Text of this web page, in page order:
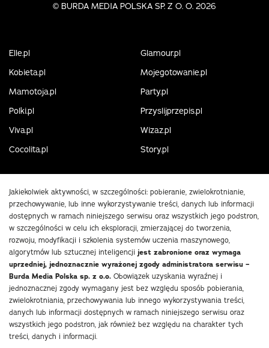
© BURDA MEDIA POLSKA SP. Z O. O. 2026
Elle.pl
Glamour.pl
Kobieta.pl
Mojegotowanie.pl
Mamotoja.pl
Party.pl
Polki.pl
Przyslijprzepis.pl
Viva.pl
Wizaz.pl
Cocolita.pl
Story.pl
Jakiekolwiek aktywności, w szczególności: pobieranie, zwielokrotnianie,
przechowywanie, lub inne wykorzystywanie treści, danych lub informacji
dostępnych w ramach niniejszego serwisu oraz wszystkich jego podstron,
w szczególności w celu ich eksploracji, zmierzającej do tworzenia,
rozwoju, modyfikacji i szkolenia systemów uczenia maszynowego,
algorytmów lub sztucznej inteligencji jest zabronione oraz wymaga
uprzedniej, jednoznacznie wyrażonej zgody administratora serwisu –
Burda Media Polska sp. z o.o. Obowiązek uzyskania wyraźnej i
jednoznacznej zgody wymagany jest bez względu sposób pobierania,
zwielokrotniania, przechowywania lub innego wykorzystywania treści,
danych lub informacji dostępnych w ramach niniejszego serwisu oraz
wszystkich jego podstron, jak również bez względu na charakter tych
treści, danych i informacji.